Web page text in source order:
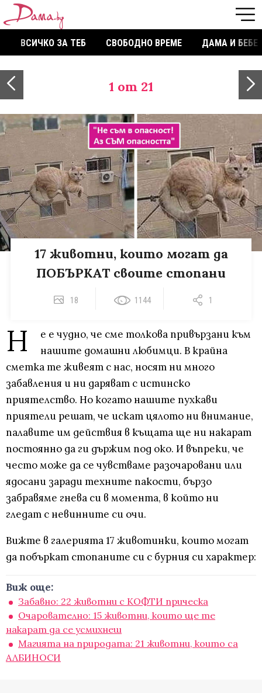
ВСИЧКО ЗА ТЕБ СВОБОДНО ВРЕМЕ ДАМА И БЕБЕ
1 от 21
17 животни, които могат да
ПОБЪРКАТ своите стопани
18 1144 1
Н
е е чудно, че сме толкова привързани към
нашите домашни любимци. В крайна
сметка те живеят с нас, носят ни много
забавления и ни даряват с истинско
приятелство. Но когато нашите пухкави
приятели решат, че искат цялото ни внимание,
палавите им действия в къщата ще ни накарат
постоянно да ги държим под око. И въпреки, че
често може да се чувстваме разочаровани или
ядосани заради техните пакости, бързо
забравяме гнева си в момента, в който ни
гледат с невинните си очи.
Вижте в галерията 17 животинки, които могат
да побъркат стопаните си с бурния си характер:
Виж още:
Забавно: 22 животни с КОФТИ прическа
Очарователно: 15 животни, които ще те
накарат да се усмихнеш
Магията на природата: 21 животни, които са
АЛБИНОСИ